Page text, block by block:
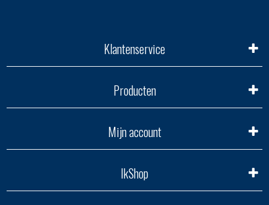
Klantenservice
Producten
Mijn account
IkShop